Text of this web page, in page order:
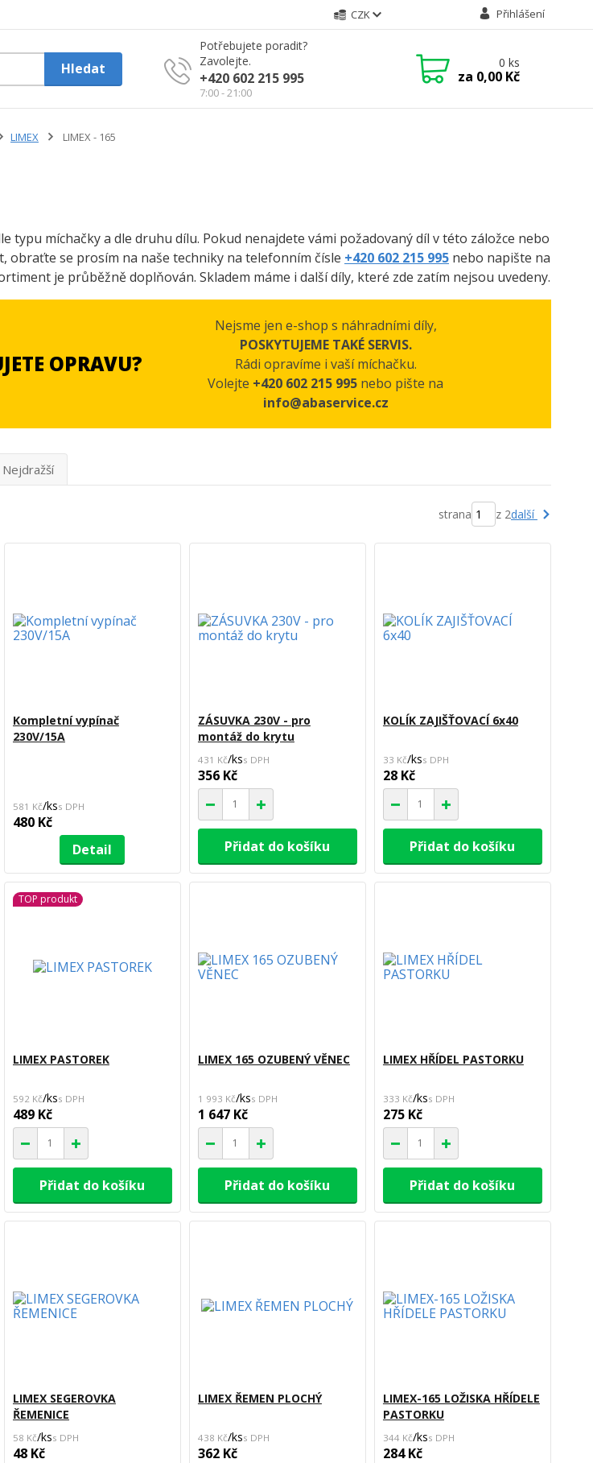
CZK Přihlášení
Hledat
Potřebujete poradit?
Zavolejte.
+420 602 215 995
7:00 - 21:00
0ks
za 0,00 Kč
LIMEX LIMEX - 165
typu míchačky a dle druhu dílu. Pokud nenajdete vámi požadovaný díl v této záložce nebo
se prosím na naše techniky na telefonním čísle +420 602 215 995nebo napište na
je průběžně doplňován. Skladem máme i další díly, které zde zatím nejsou uvedeny.
OPRAVU?
Nejsme jen e-shop s náhradními díly,
POSKYTUJEME TAKÉ SERVIS.
Rádi opravíme i vaší míchačku.
Volejte +420 602 215 995 nebo pište na
info@abaservice.cz
Nejdražší
strana z 2další
Kompletní vypínač
230V/15A
581 Kč/ks
480 Kč
Detail
ZÁSUVKA 230V - pro
montáž do krytu
431 Kč/ks
356 Kč
Přidat do košíku
KOLÍK ZAJIŠŤOVACÍ 6x40
33 Kč/ks
28 Kč
Přidat do košíku
TOP produkt
LIMEX PASTOREK
592 Kč/ks
489 Kč
Přidat do košíku
LIMEX 165 OZUBENÝ VĚNEC
1 993 Kč/ks
1 647 Kč
Přidat do košíku
LIMEX HŘÍDEL PASTORKU
333 Kč/ks
275 Kč
Přidat do košíku
LIMEX SEGEROVKA
ŘEMENICE
58 Kč/ks
48 Kč
LIMEX ŘEMEN PLOCHÝ
438 Kč/ks
362 Kč
LIMEX-165 LOŽISKA HŘÍDELE
PASTORKU
344 Kč/ks
284 Kč